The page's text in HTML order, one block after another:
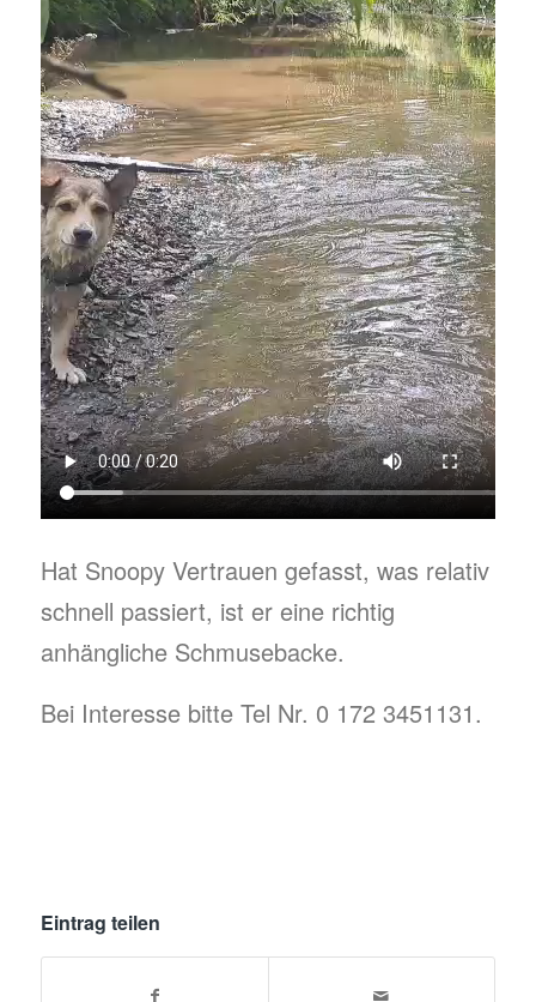
Hat Snoopy Vertrauen gefasst, was relativ
schnell passiert, ist er eine richtig
anhängliche Schmusebacke.
Bei Interesse bitte Tel Nr. 0 172 3451131.
Eintrag teilen